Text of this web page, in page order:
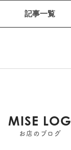
記事一覧
MISE LOG
お店のブログ